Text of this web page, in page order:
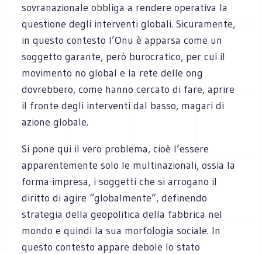
sovranazionale obbliga a rendere operativa la
questione degli interventi globali. Sicuramente,
in questo contesto l’Onu è apparsa come un
soggetto garante, però burocratico, per cui il
movimento no global e la rete delle ong
dovrebbero, come hanno cercato di fare, aprire
il fronte degli interventi dal basso, magari di
azione globale.
Si pone qui il vero problema, cioè l’essere
apparentemente solo le multinazionali, ossia la
forma-impresa, i soggetti che si arrogano il
diritto di agire “globalmente”, definendo
strategia della geopolitica della fabbrica nel
mondo e quindi la sua morfologia sociale. In
questo contesto appare debole lo stato